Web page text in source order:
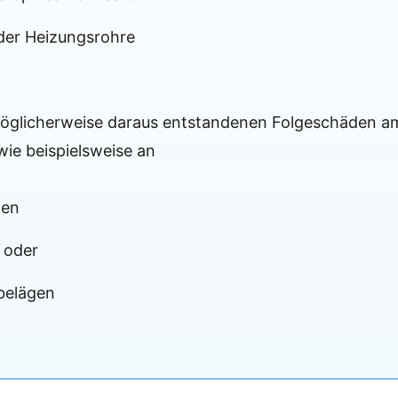
Heizungsrohre
daraus entstandenen Folgeschäden
beispielsweise an
oder